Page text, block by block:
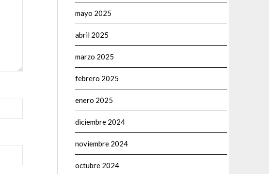
mayo 2025
abril 2025
marzo 2025
febrero 2025
enero 2025
diciembre 2024
noviembre 2024
octubre 2024